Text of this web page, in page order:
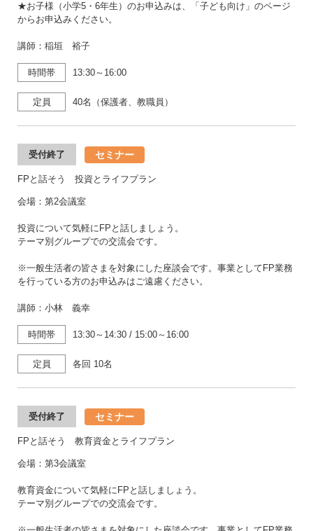
★お子様（小学5・6年生）のお申込みは、「子ども向け」のページ
からお申込みください。
講師：稲垣 裕子
時間帯 13:30～16:00
定員 40名（保護者、教職員）
受付終了 セミナー
FPと話そう 投資とライフプラン
会場：第2会議室
投資について気軽にFPと話しましょう。
テーマ別グループでの交流会です。
※一般生活者の皆さまを対象にした座談会です。事業としてFP業務
を行っている方のお申込みはご遠慮ください。
講師：小林 義幸
時間帯 13:30～14:30 / 15:00～16:00
定員 各回 10名
受付終了 セミナー
FPと話そう 教育資金とライフプラン
会場：第3会議室
教育資金について気軽にFPと話しましょう。
テーマ別グループでの交流会です。